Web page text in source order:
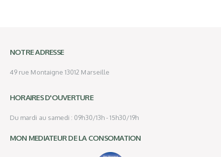
NOTRE ADRESSE
49 rue Montaigne 13012 Marseille
HORAIRES D'OUVERTURE
Du mardi au samedi : 09h30/13h - 15h30/19h
MON MEDIATEUR DE LA CONSOMATION